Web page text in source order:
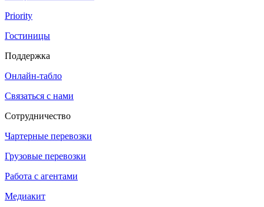
Priority
Гостиницы
Поддержка
Онлайн-табло
Связаться с нами
Сотрудничество
Чартерные перевозки
Грузовые перевозки
Работа с агентами
Медиакит